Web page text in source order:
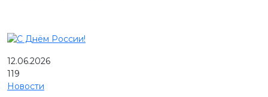
12.06.2026
119
Новости